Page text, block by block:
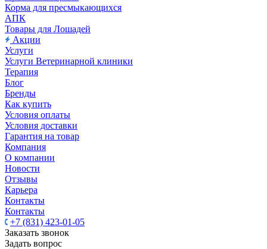
Корма для пресмыкающихся
АПК
Товары для Лошадей
Акции
Услуги
Услуги Ветеринарной клиники
Терапия
Блог
Бренды
Как купить
Условия оплаты
Условия доставки
Гарантия на товар
Компания
О компании
Новости
Отзывы
Карьера
Контакты
Контакты
+7 (831) 423-01-05
Заказать звонок
Задать вопрос